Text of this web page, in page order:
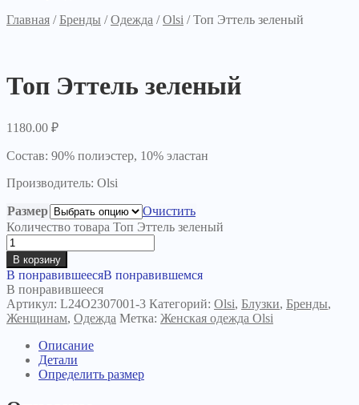
Главная /Бренды /Одежда /Olsi /Топ Эттель зеленый
Топ Эттель зеленый
1180.00 ₽
Состав: 90% полиэстер, 10% эластан
Производитель: Olsi
Размер
Очистить
Количество товара Топ Эттель зеленый
В корзину
В понравившеесяВ понравившемся
В понравившееся
Артикул: L24O2307001-3 Категорий: Olsi, Блузки, Бренды,
Женщинам, Одежда Метка: Женская одежда Olsi
Описание
Детали
Определить размер